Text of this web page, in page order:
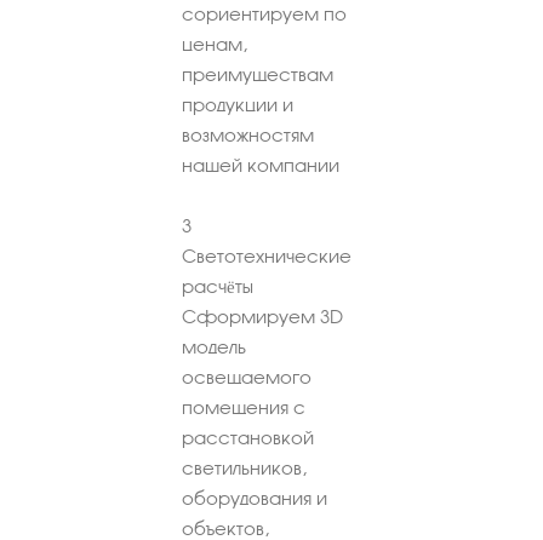
сориентируем по
ценам,
преимуществам
продукции и
возможностям
нашей компании
3
Светотехнические
расчёты
Сформируем 3D
модель
освещаемого
помещения с
расстановкой
светильников,
оборудования и
объектов,